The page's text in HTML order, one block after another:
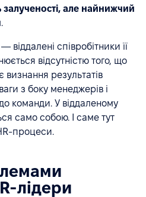
але найнижчий
.
віддалені співробітники її
відсутністю того, що
визнання результатів
з боку менеджерів і
команди. У віддаленому
само собою. І саме тут
процеси.
лідери